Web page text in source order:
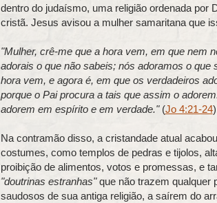
dentro do judaísmo, uma religião ordenada por
cristã. Jesus avisou a mulher samaritana que
"Mulher, crê-me que a hora vem, em que nem
adorais o que não sabeis; nós adoramos o
hora vem, e agora é, em que os verdadeiros
porque o Pai procura a tais que assim o
adorem em espírito e em verdade." (Jo 4:21-24
Na contramão disso, a cristandade atual
costumes, como templos de pedras e tijolos,
proibição de alimentos, votos e promessas, e
"doutrinas estranhas"que não trazem qualquer
saudosos de sua antiga religião, a saírem do